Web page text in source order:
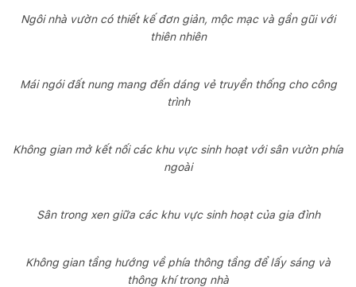
Ngôi nhà vườn có thiết kế đơn giản, mộc mạc và gần gũi với
thiên nhiên
Mái ngói đất nung mang đến dáng vẻ truyền thống cho công
trình
Không gian mở kết nối các khu vực sinh hoạt với sân vườn phía
ngoài
Sân trong xen giữa các khu vực sinh hoạt của gia đình
Không gian tầng hướng về phía thông tầng để lấy sáng và
thông khí trong nhà